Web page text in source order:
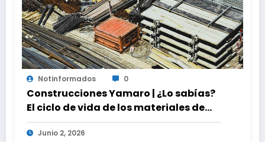
Notinformados 0
Construcciones Yamaro | ¿Lo sabías?
El ciclo de vida de los materiales de
construcción revoluciona eficiencia
en proyectos modernos
Junio 2, 2026